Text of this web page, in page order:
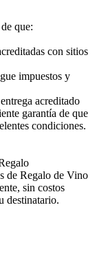
que:
con sitios
impuestos y
acreditado
garantía de que
condiciones.
de Regalo de Vino
sin costos
destinatario.